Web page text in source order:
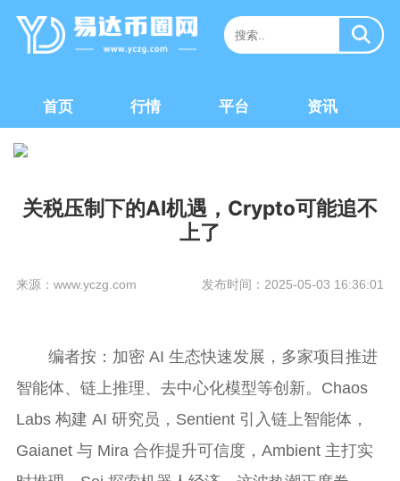
首页 行情 平台 资讯
关税压制下的AI机遇，Crypto可能追不
上了
来源：www.yczg.com 发布时间：2025-05-03 16:36:01
编者按：加密 AI 生态快速发展，多家项目推进
智能体、链上推理、去中心化模型等创新。Chaos
Labs 构建 AI 研究员，Sentient 引入链上智能体，
Gaianet 与 Mira 合作提升可信度，Ambient 主打实